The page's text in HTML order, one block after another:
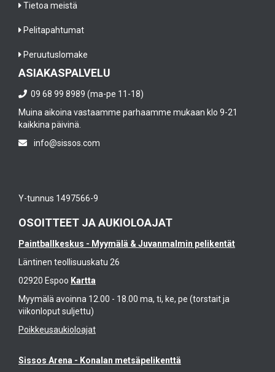
Tietoa meistä
Pelitapahtumat
Peruutuslomake
ASIAKASPALVELU
09 68 99 8989 (ma-pe 11-18)
Muina aikoina vastaamme parhaamme mukaan klo 9-21
kaikkina päivinä.
info@sissos.com
Y-tunnus 1497566-9
OSOITTEET JA AUKIOLOAJAT
Paintballkeskus - Myymälä & Juvanmalmin pelikentät
Läntinen teollisuuskatu 26
02920 Espoo Kartta
Myymälä avoinna 12.00 - 18.00 ma, ti, ke, pe (torstait ja
viikonloput suljettu)
Poikkeusaukioloajat
Sissos Arena - Konalan metsäpelikenttä